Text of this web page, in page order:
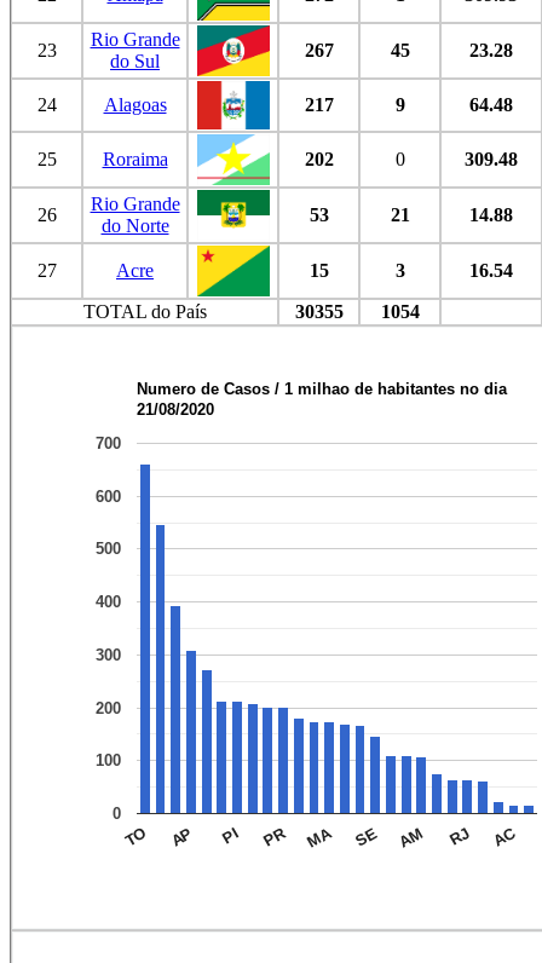
23
Rio Grande
do Sul
267 45 23.28
24 Alagoas 217 9 64.48
25 Roraima 202 0 309.48
26
Rio Grande
do Norte
53 21 14.88
27 Acre 15 3
16.54
TOTAL do País
30355 1054
Numero de Casos / 1 milhao de habitantes no dia
21/08/2020
TO AP PI PR MA SE AM RJ AC
0
100
200
300
400
500
600
700